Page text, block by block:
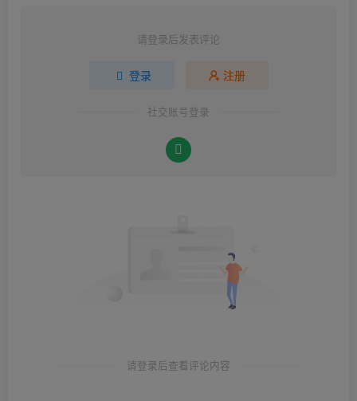
请登录后发表评论
登录 注册
社交账号登录
请登录后查看评论内容